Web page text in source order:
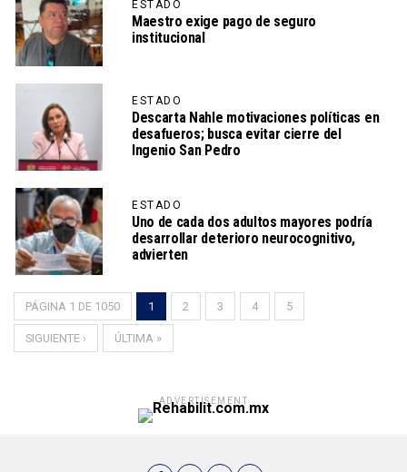
ESTADO
Maestro exige pago de seguro
institucional
ESTADO
Descarta Nahle motivaciones políticas en
desafueros; busca evitar cierre del
Ingenio San Pedro
ESTADO
Uno de cada dos adultos mayores podría
desarrollar deterioro neurocognitivo,
advierten
PÁGINA 1 DE 1050 1 2 3 4 5
SIGUIENTE › ÚLTIMA »
ADVERTISEMENT